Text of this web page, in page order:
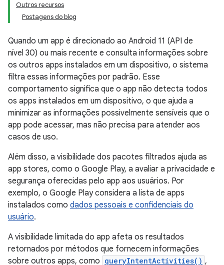
Outros recursos
Postagens do blog
Quando um app é direcionado ao Android 11 (API de
nível 30) ou mais recente e consulta informações sobre
os outros apps instalados em um dispositivo, o sistema
filtra essas informações por padrão. Esse
comportamento significa que o app não detecta todos
os apps instalados em um dispositivo, o que ajuda a
minimizar as informações possivelmente sensíveis que o
app pode acessar, mas não precisa para atender aos
casos de uso.
Além disso, a visibilidade dos pacotes filtrados ajuda as
app stores, como o Google Play, a avaliar a privacidade e
segurança oferecidas pelo app aos usuários. Por
exemplo, o Google Play considera a lista de apps
instalados como dados pessoais e confidenciais do
usuário.
A visibilidade limitada do app afeta os resultados
retornados por métodos que fornecem informações
sobre outros apps, como queryIntentActivities() ,